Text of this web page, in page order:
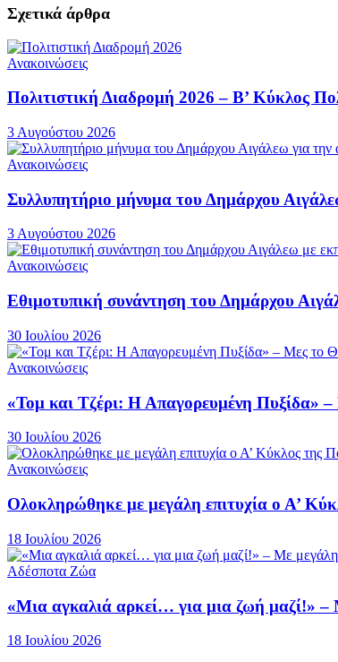
Σχετικά άρθρα
Ανακοινώσεις
Πολιτιστική Διαδρομή 2026 – Β’ Κύκλος
3 Αυγούστου 2026
Ανακοινώσεις
Συλλυπητήριο μήνυμα του Δημάρχου
3 Αυγούστου 2026
Ανακοινώσεις
Εθιμοτυπική συνάντηση του Δημάρχου
30 Ιουλίου 2026
Ανακοινώσεις
«Τομ και Τζέρι: Η Απαγορευμένη Πυξίδα»
30 Ιουλίου 2026
Ανακοινώσεις
Ολοκληρώθηκε με μεγάλη επιτυχία ο Α’
18 Ιουλίου 2026
Αδέσποτα Ζώα
«Μια αγκαλιά αρκεί… για μια ζωή μαζί!» –
18 Ιουλίου 2026